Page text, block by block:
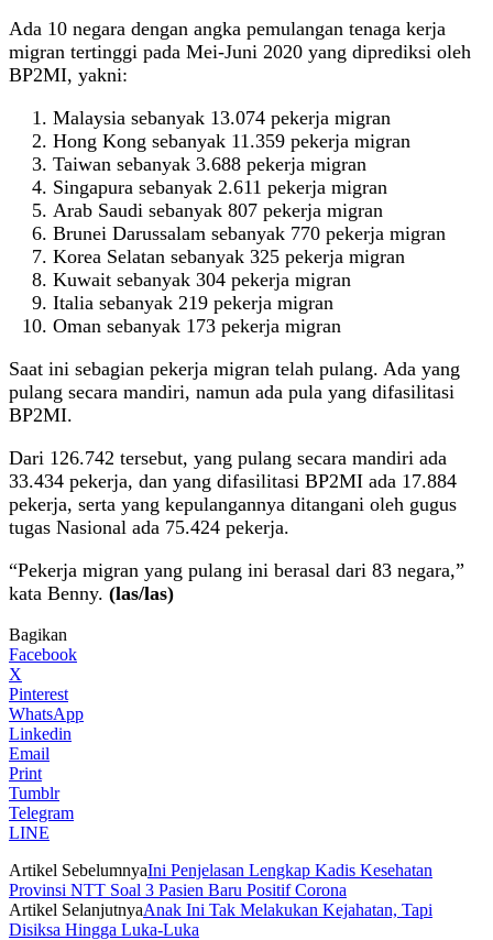
Ada 10 negara dengan angka pemulangan tenaga kerja
migran tertinggi pada Mei-Juni 2020 yang diprediksi oleh
BP2MI, yakni:
Malaysia sebanyak 13.074 pekerja migran
Hong Kong sebanyak 11.359 pekerja migran
Taiwan sebanyak 3.688 pekerja migran
Singapura sebanyak 2.611 pekerja migran
Arab Saudi sebanyak 807 pekerja migran
Brunei Darussalam sebanyak 770 pekerja migran
Korea Selatan sebanyak 325 pekerja migran
Kuwait sebanyak 304 pekerja migran
Italia sebanyak 219 pekerja migran
Oman sebanyak 173 pekerja migran
Saat ini sebagian pekerja migran telah pulang. Ada yang
pulang secara mandiri, namun ada pula yang difasilitasi
BP2MI.
Dari 126.742 tersebut, yang pulang secara mandiri ada
33.434 pekerja, dan yang difasilitasi BP2MI ada 17.884
pekerja, serta yang kepulangannya ditangani oleh gugus
tugas Nasional ada 75.424 pekerja.
“Pekerja migran yang pulang ini berasal dari 83 negara,”
kata Benny. (las/las)
Bagikan
Facebook
X
Pinterest
WhatsApp
Linkedin
Email
Print
Tumblr
Telegram
LINE
Artikel SebelumnyaIni Penjelasan Lengkap Kadis Kesehatan
Provinsi NTT Soal 3 Pasien Baru Positif Corona
Artikel SelanjutnyaAnak Ini Tak Melakukan Kejahatan, Tapi
Disiksa Hingga Luka-Luka